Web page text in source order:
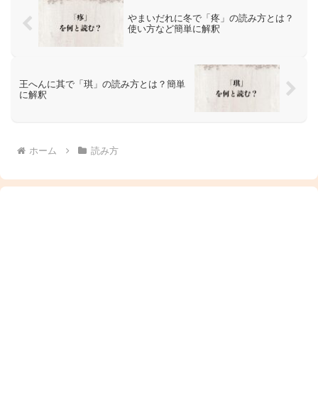
やまいだれに冬で「疼」の読み方とは？
使い方など簡単に解釈
王へんに其で「琪」の読み方とは？簡単
に解釈
ホーム 読み方